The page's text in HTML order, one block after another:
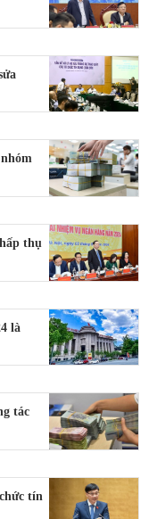
thụ
là
tác
tín